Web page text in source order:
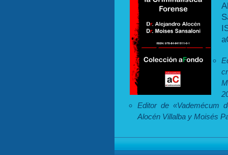
Editor de «Vademécum
Alocén Villalba y Moisés